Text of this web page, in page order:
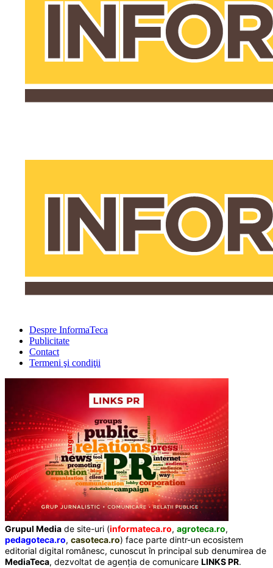
Despre InformaTeca
Publicitate
Contact
Termeni şi condiţii
Grupul Media de site-uri (informateca.ro, agroteca.ro,
pedagoteca.ro, casoteca.ro) face parte dintr-un ecosistem
editorial digital românesc, cunoscut în principal sub denumirea de
MediaTeca, dezvoltat de agenția de comunicare LINKS PR.